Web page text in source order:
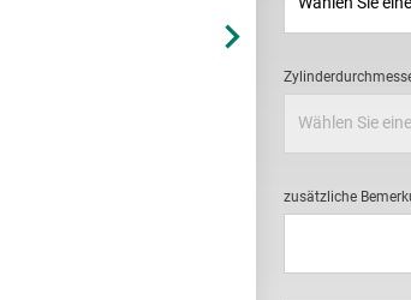
zusätzliche